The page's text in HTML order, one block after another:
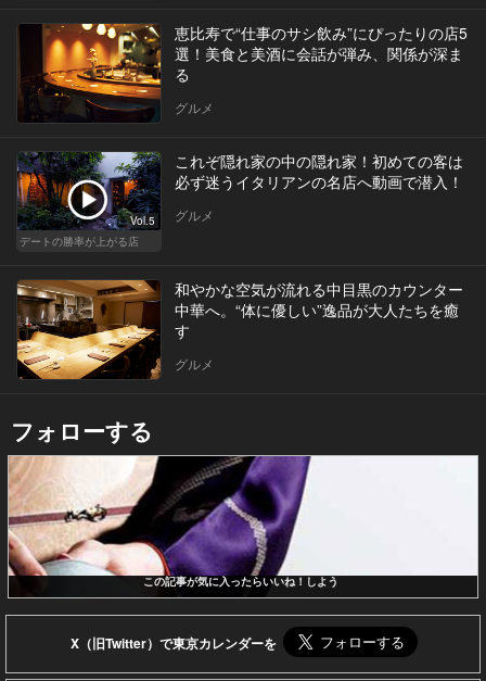
恵比寿で“仕事のサシ飲み”にぴったりの店5
選！美食と美酒に会話が弾み、関係が深ま
る
グルメ
Vol.5
デートの勝率が上がる店
これぞ隠れ家の中の隠れ家！初めての客は
必ず迷うイタリアンの名店へ動画で潜入！
グルメ
和やかな空気が流れる中目黒のカウンター
中華へ。“体に優しい”逸品が大人たちを癒
す
グルメ
フォローする
この記事が気に入ったらいいね！しよう
X（旧Twitter）で東京カレンダーを